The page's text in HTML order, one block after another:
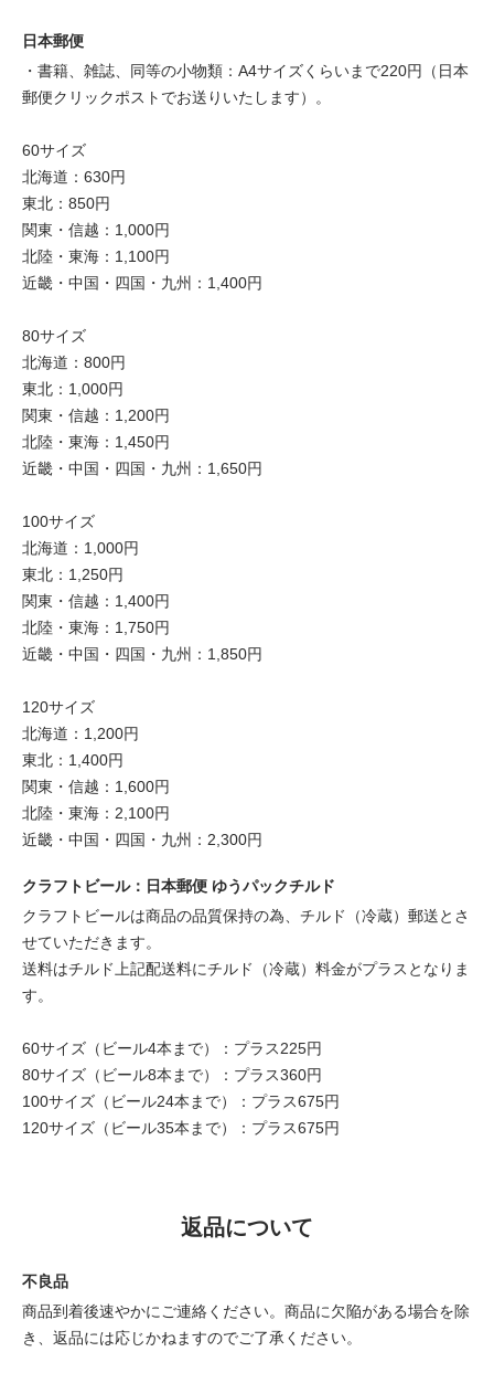
日本郵便
・書籍、雑誌、同等の小物類：A4サイズくらいまで220円（日本
郵便クリックポストでお送りいたします）。
60サイズ
北海道：630円
東北：850円
関東・信越：1,000円
北陸・東海：1,100円
近畿・中国・四国・九州：1,400円
80サイズ
北海道：800円
東北：1,000円
関東・信越：1,200円
北陸・東海：1,450円
近畿・中国・四国・九州：1,650円
100サイズ
北海道：1,000円
東北：1,250円
関東・信越：1,400円
北陸・東海：1,750円
近畿・中国・四国・九州：1,850円
120サイズ
北海道：1,200円
東北：1,400円
関東・信越：1,600円
北陸・東海：2,100円
近畿・中国・四国・九州：2,300円
クラフトビール：日本郵便 ゆうパックチルド
クラフトビールは商品の品質保持の為、チルド（冷蔵）郵送とさ
せていただきます。
送料はチルド上記配送料にチルド（冷蔵）料金がプラスとなりま
す。
60サイズ（ビール4本まで）：プラス225円
80サイズ（ビール8本まで）：プラス360円
100サイズ（ビール24本まで）：プラス675円
120サイズ（ビール35本まで）：プラス675円
返品について
不良品
商品到着後速やかにご連絡ください。商品に欠陥がある場合を除
き、返品には応じかねますのでご了承ください。